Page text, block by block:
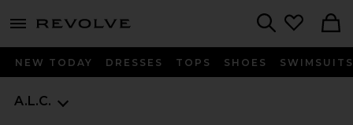
menu - shows more content
NEW TODAY DRESSES TOPS SHOES SWIMSUITS
A.L.C.